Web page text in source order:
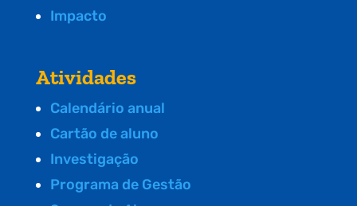
Impacto
Atividades
Calendário anual
Cartão de aluno
Investigação
Programa de Gestão